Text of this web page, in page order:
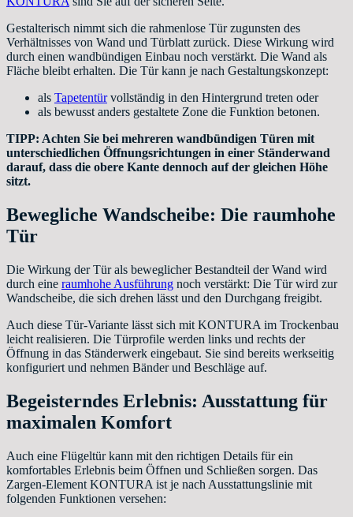
Gestalterisch nimmt sich die rahmenlose Tür zugunsten des
Verhältnisses von Wand und Türblatt zurück. Diese Wirkung wird
durch einen wandbündigen Einbau noch verstärkt. Die Wand als
Fläche bleibt erhalten. Die Tür kann je nach Gestaltungskonzept:
als Tapetentürvollständig in den Hintergrund treten oder
als bewusst anders gestaltete Zone die Funktion betonen.
TIPP: Achten Sie bei mehreren wandbündigen Türen mit
unterschiedlichen Öffnungsrichtungen in einer Ständerwand
darauf, dass die obere Kante dennoch auf der gleichen Höhe
sitzt.
Bewegliche Wandscheibe: Die raumhohe
Tür
Die Wirkung der Tür als beweglicher Bestandteil der Wand wird
durch eine raumhohe Ausführung noch verstärkt: Die Tür wird zur
Wandscheibe, die sich drehen lässt und den Durchgang freigibt.
Auch diese Tür-Variante lässt sich mit KONTURA im Trockenbau
leicht realisieren. Die Türprofile werden links und rechts der
Öffnung in das Ständerwerk eingebaut. Sie sind bereits werkseitig
konfiguriert und nehmen Bänder und Beschläge auf.
Begeisterndes Erlebnis: Ausstattung für
maximalen Komfort
Auch eine Flügeltür kann mit den richtigen Details für ein
komfortables Erlebnis beim Öffnen und Schließen sorgen. Das
Zargen-Element KONTURA ist je nach Ausstattungslinie mit
folgenden Funktionen versehen: